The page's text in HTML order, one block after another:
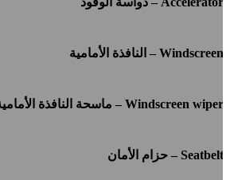
Windscreen – النافذة الأمامية
Windscreen wiper – ماسحة النافذة الأمامية
Seatbelt – حزام الأمان